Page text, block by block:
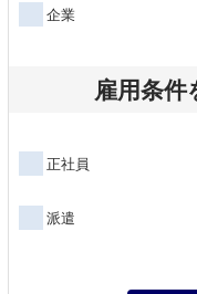
企業
雇用条件
正社員
派遣